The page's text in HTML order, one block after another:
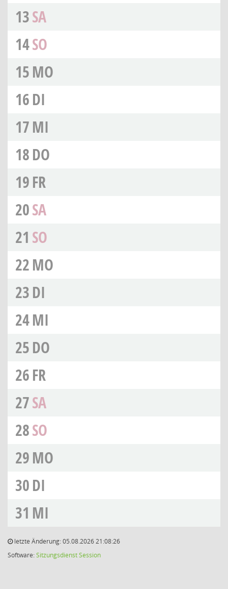
13SA
14SO
15MO
16DI
17MI
18DO
19FR
20SA
21 SO
22MO
23DI
24MI
25DO
26FR
27SA
28SO
29MO
30DI
31 MI
letzte Änderung: 05.08.2026 21:08:26
Software:SitzungsdienstSession